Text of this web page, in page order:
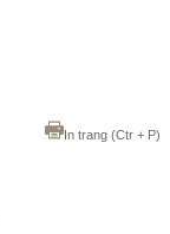
In trang (Ctr + P)